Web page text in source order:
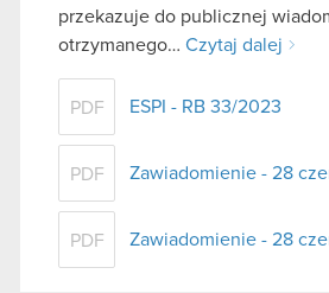
przekazuje do publicznej
otrzymanego… Czytaj dalej
PDF ESPI - RB 33/2023
PDF Zawiadomienie - 28
PDF Zawiadomienie - 28